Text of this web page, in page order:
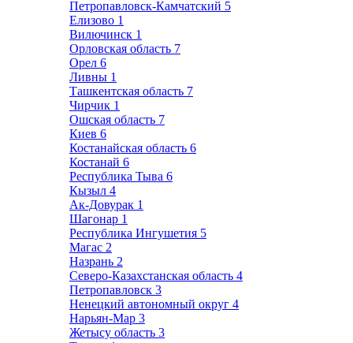
Петропавловск-Камчатский 5
Елизово 1
Вилючинск 1
Орловская область 7
Орел 6
Ливны 1
Ташкентская область 7
Чирчик 1
Ошская область 7
Киев 6
Костанайская область 6
Костанай 6
Республика Тыва 6
Кызыл 4
Ак-Довурак 1
Шагонар 1
Республика Ингушетия 5
Магас 2
Назрань 2
Северо-Казахстанская область 4
Петропавловск 3
Ненецкий автономный округ 4
Нарьян-Мар 3
Жетысу область 3